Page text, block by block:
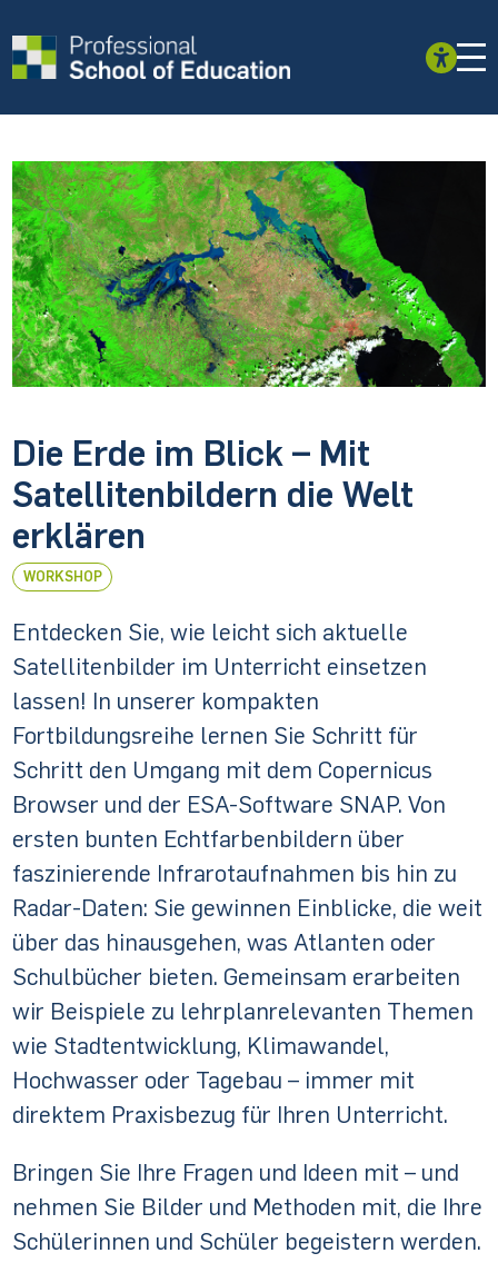
Die Erde im Blick – Mit
Satellitenbildern die Welt
erklären
WORKSHOP
Entdecken Sie, wie leicht sich aktuelle
Satellitenbilder im Unterricht einsetzen
lassen! In unserer kompakten
Fortbildungsreihe lernen Sie Schritt für
Schritt den Umgang mit dem Copernicus
Browser und der ESA-Software SNAP. Von
ersten bunten Echtfarbenbildern über
faszinierende Infrarotaufnahmen bis hin zu
Radar-Daten: Sie gewinnen Einblicke, die weit
über das hinausgehen, was Atlanten oder
Schulbücher bieten. Gemeinsam erarbeiten
wir Beispiele zu lehrplanrelevanten Themen
wie Stadtentwicklung, Klimawandel,
Hochwasser oder Tagebau – immer mit
direktem Praxisbezug für Ihren Unterricht.
Bringen Sie Ihre Fragen und Ideen mit – und
nehmen Sie Bilder und Methoden mit, die Ihre
Schülerinnen und Schüler begeistern werden.